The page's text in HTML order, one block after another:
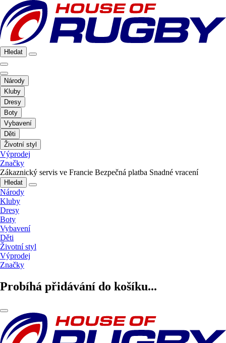
Hledat
Národy
Kluby
Dresy
Boty
Vybavení
Děti
Životní styl
Výprodej
Značky
Zákaznický servis ve Francie Bezpečná platba Snadné vracení
Hledat
Národy
Kluby
Dresy
Boty
Vybavení
Děti
Životní styl
Výprodej
Značky
Probíhá přidávání do košíku...